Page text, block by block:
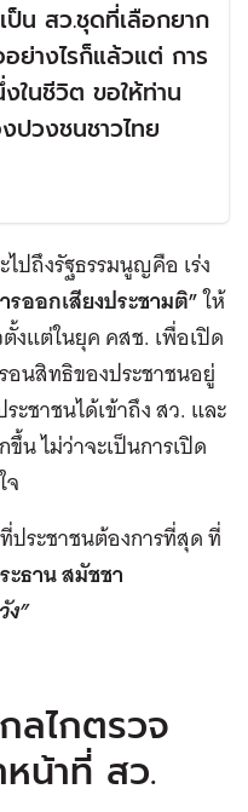
ป็น สว.ชุดที่เลือกยาก
ย่างไรก็แล้วแต่ การ
ในชีวิต ขอให้ท่าน
ปวงชนชาวไทย
ปถึงรัฐธรรมนูญคือ เร่ง
ออกเสียงประชามติ”ให้
งแต่ในยุค คสช. เพื่อเปิด
อนสิทธิของประชาชนอยู่
ะชาชนได้เข้าถึง สว. และ
น ไม่ว่าจะเป็นการเปิด
ประชาชนต้องการที่สุด ที่
ธาน สมัชชา
”
ลไกตรวจ
น้าที่ สว.